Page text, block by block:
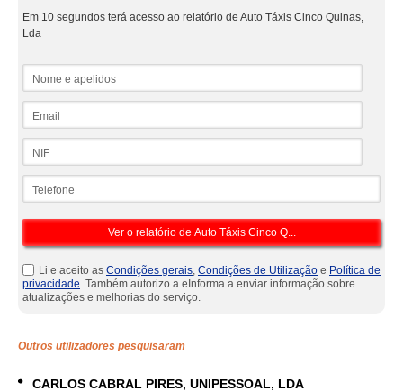
Em 10 segundos terá acesso ao relatório de Auto Táxis Cinco Quinas,
Lda
Li e aceito as Condições gerais, Condições de Utilização e Política de
privacidade. Também autorizo a eInforma a enviar informação sobre
atualizações e melhorias do serviço.
Outros utilizadores pesquisaram
CARLOS CABRAL PIRES, UNIPESSOAL, LDA